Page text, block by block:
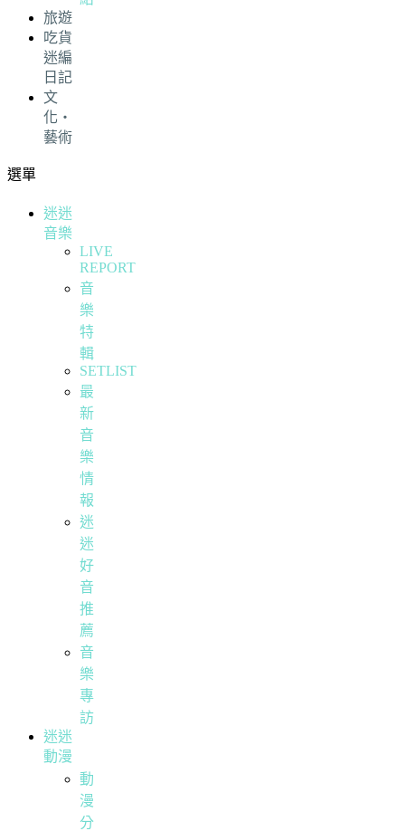
旅遊
吃貨
迷編
日記
文
化・
藝術
選單
迷迷
音樂
LIVE
REPORT
音
樂
特
輯
SETLIST
最
新
音
樂
情
報
迷
迷
好
音
推
薦
音
樂
專
訪
迷迷
動漫
動
漫
分